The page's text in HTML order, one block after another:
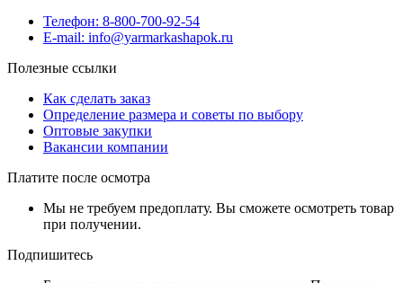
Телефон: 8-800-700-92-54
E-mail: info@yarmarkashapok.ru
Полезные ссылки
Как сделать заказ
Определение размера и советы по выбору
Оптовые закупки
Вакансии компании
Платите после осмотра
Мы не требуем предоплату. Вы сможете осмотреть товар
при получении.
Подпишитесь